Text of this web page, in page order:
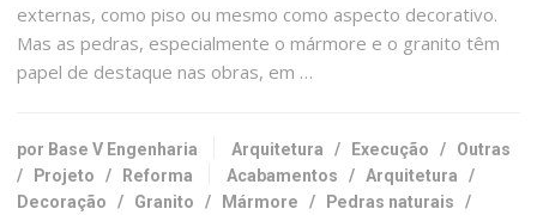
externas, como piso ou mesmo como aspecto decorativo.
Mas as pedras, especialmente o mármore e o granito têm
papel de destaque nas obras, em …
por Base V Engenharia Arquitetura / Execução / Outras
/
Projeto / Reforma Acabamentos /Arquitetura /
Decoração / Granito / Mármore / Pedras naturais /